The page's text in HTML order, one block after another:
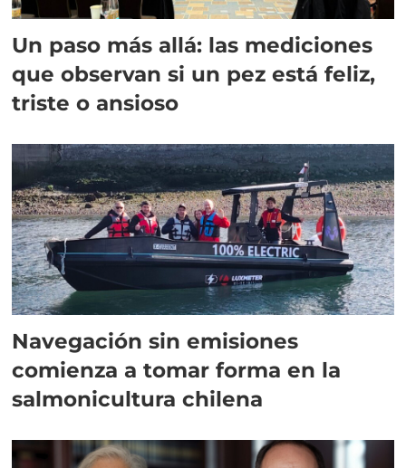
Un paso más allá: las mediciones
que observan si un pez está feliz,
triste o ansioso
Navegación sin emisiones
comienza a tomar forma en la
salmonicultura chilena